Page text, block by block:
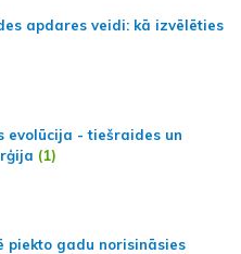
apdares veidi: kā izvēlēties
evolūcija - tiešraides un
(1)
piekto gadu norisināsies